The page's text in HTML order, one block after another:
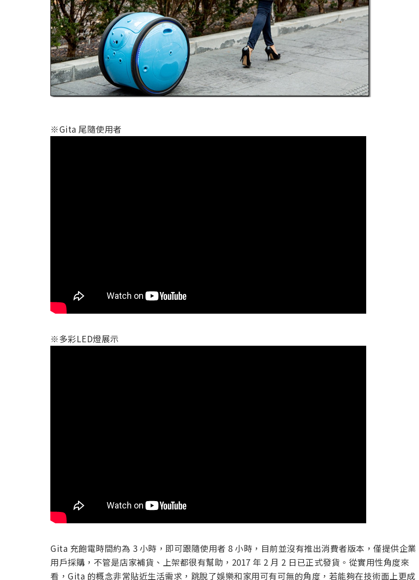
※Gita 尾隨使用者
※多彩LED燈展示
Gita 充飽電時間約為 3 小時，即可跟隨使用者 8 小時，目前並沒有推出消費者版本，僅提供企業
用戶採購，不管是店家補貨、上架都很有幫助，2017 年 2 月 2 日已正式發貨。從實用性角度來
看，Gita 的概念非常貼近生活需求，跳脫了娛樂和家用可有可無的角度，若能夠在技術面上更成